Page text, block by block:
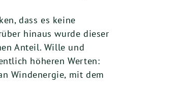
dass es keine
hinaus wurde dieser
Anteil. Wille und
höheren Werten:
Windenergie, mit dem